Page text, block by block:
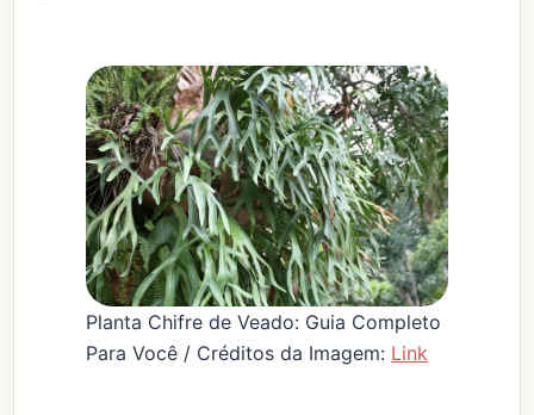
Planta Chifre de Veado: Guia Completo
Para Você / Créditos da Imagem: Link